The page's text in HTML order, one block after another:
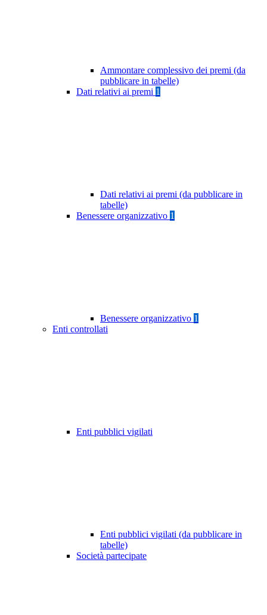
Ammontare complessivo dei premi (da
pubblicare in tabelle)
Dati relativi ai premi 1
Dati relativi ai premi (da pubblicare in
tabelle)
Benessere organizzativo 1
Benessere organizzativo 1
Enti controllati
Enti pubblici vigilati
Enti pubblici vigilati (da pubblicare in
tabelle)
Società partecipate